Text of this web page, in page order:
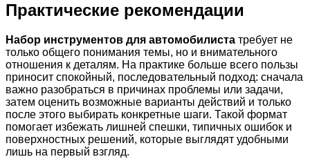
Практические рекомендации
Набор инструментов для автомобилиста требует не
только общего понимания темы, но и внимательного
отношения к деталям. На практике больше всего пользы
приносит спокойный, последовательный подход: сначала
важно разобраться в причинах проблемы или задачи,
затем оценить возможные варианты действий и только
после этого выбирать конкретные шаги. Такой формат
помогает избежать лишней спешки, типичных ошибок и
поверхностных решений, которые выглядят удобными
лишь на первый взгляд.